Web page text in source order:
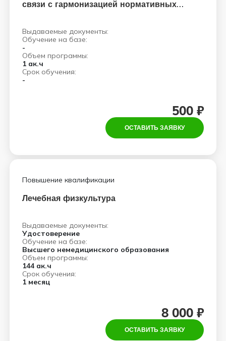
связи с гармонизацией нормативных
Выдаваемые документы:
Обучение на базе:
-
Объем программы:
1 ак.ч
Срок обучения:
-
500 ₽
ОСТАВИТЬ ЗАЯВКУ
Повышение квалификации
Лечебная физкультура
Выдаваемые документы:
Удостоверение
Обучение на базе:
Высшего немедицинского образования
Объем программы:
144 ак.ч
Срок обучения:
1 месяц
8 000 ₽
ОСТАВИТЬ ЗАЯВКУ